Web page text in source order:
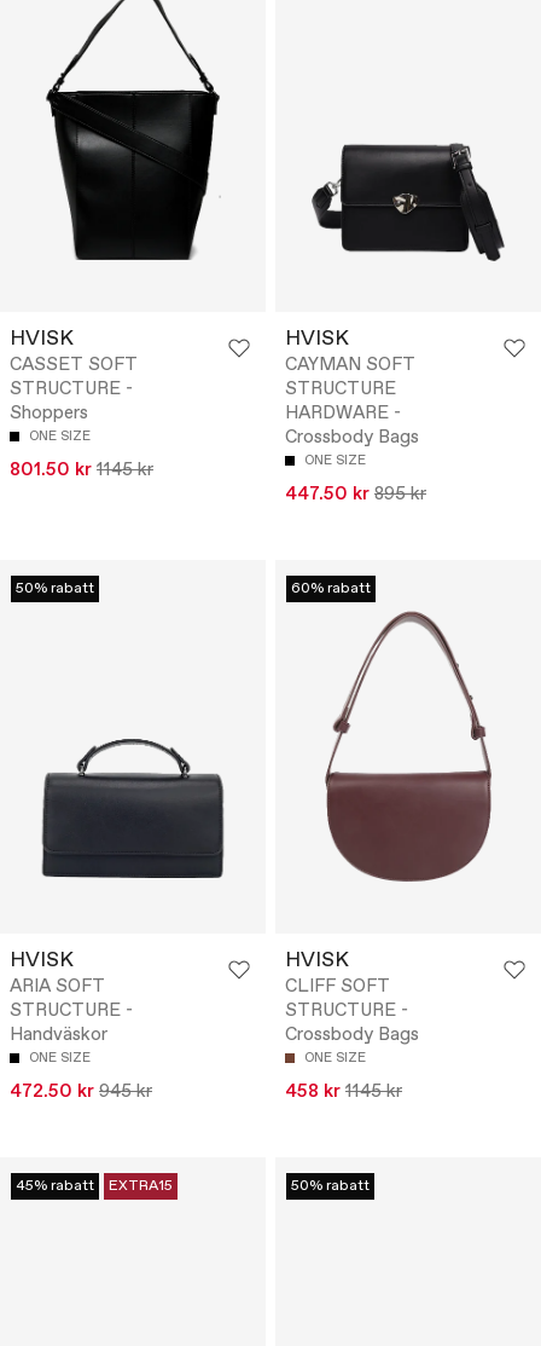
HVISK
CASSET SOFT
STRUCTURE -
Shoppers
ONE SIZE
801.50 kr 1145 kr
HVISK
CAYMAN SOFT
STRUCTURE
HARDWARE -
Crossbody Bags
ONE SIZE
447.50 kr 895 kr
50% rabatt
HVISK
ARIA SOFT
STRUCTURE -
Handväskor
ONE SIZE
472.50 kr 945 kr
60% rabatt
HVISK
CLIFF SOFT
STRUCTURE -
Crossbody Bags
ONE SIZE
458 kr 1145 kr
45% rabatt EXTRA15 50% rabatt